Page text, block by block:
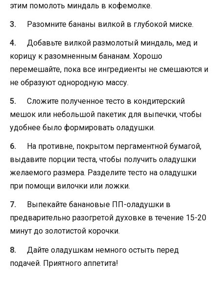
этим помолоть миндаль в кофемолке.
Разомните бананы вилкой в глубокой миске.
Добавьте вилкой размолотый миндаль, мед и
корицу к разомненным бананам. Хорошо
перемешайте, пока все ингредиенты не смешаются и
не образуют однородную массу.
Сложите полученное тесто в кондитерский
мешок или небольшой пакетик для выпечки, чтобы
удобнее было формировать оладушки.
На противне, покрытом пергаментной бумагой,
выдавите порции теста, чтобы получить оладушки
желаемого размера. Разделите тесто на оладушки
при помощи вилочки или ложки.
Выпекайте банановые ПП-оладушки в
предварительно разогретой духовке в течение 15-20
минут до золотистой корочки.
Дайте оладушкам немного остыть перед
подачей. Приятного аппетита!